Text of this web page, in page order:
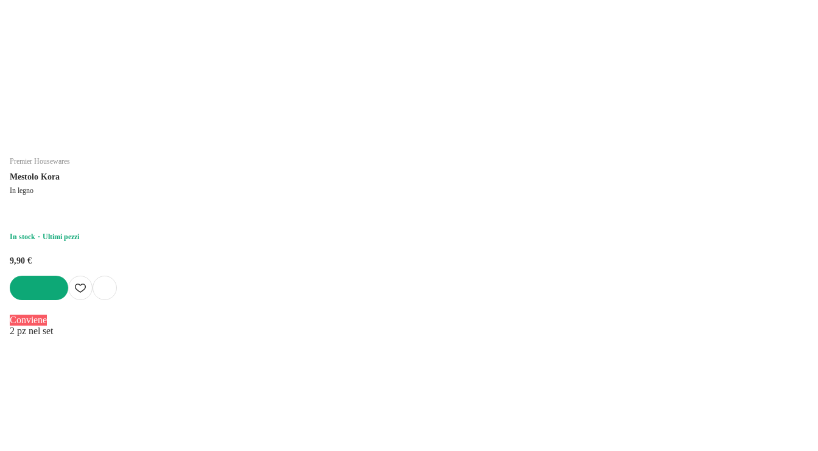
Premier Housewares
Mestolo Kora
In legno
In stock Ultimi pezzi
9,90 €
Conviene
2 pz nel set